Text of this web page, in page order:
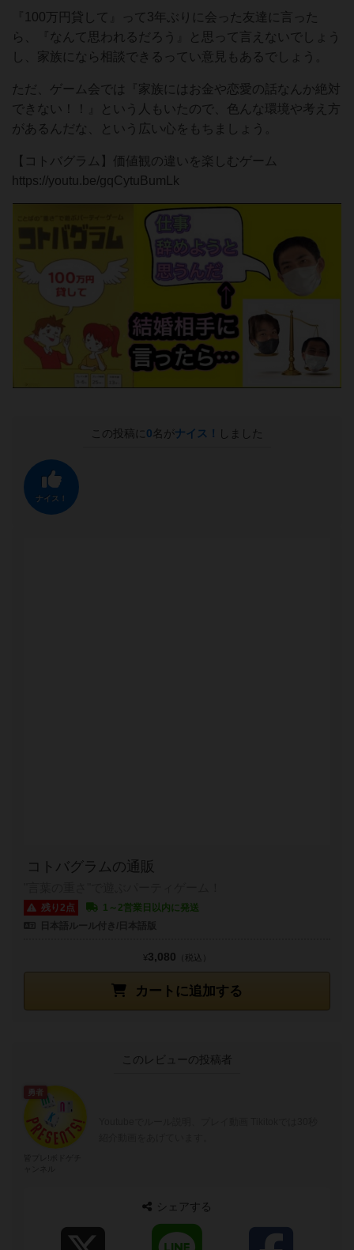
『100万円貸して』って3年ぶりに会った友達に言った
ら、『なんて思われるだろう』と思って言えないでしょう
し、家族になら相談できるってい意見もあるでしょう。
ただ、ゲーム会では『家族にはお金や恋愛の話なんか絶対
できない！！』という人もいたので、色んな環境や考え方
があるんだな、という広い心をもちましょう。
【コトバグラム】価値観の違いを楽しむゲーム
https://youtu.be/gqCytuBumLk
この投稿に 0名がナイス！ しました
ナイス！
コトバグラムの通販
残り2点
1～2営業日以内に発送
カートに追加する
¥3,080 （税込）
このレビューの投稿者
シェアする